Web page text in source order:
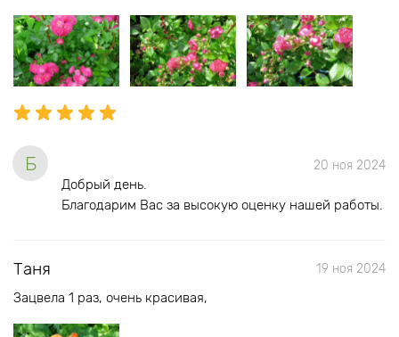
Б 20 ноя 2024
Добрый день.
Благодарим Вас за высокую оценку нашей работы.
Таня 19 ноя 2024
Зацвела 1 раз, очень красивая,